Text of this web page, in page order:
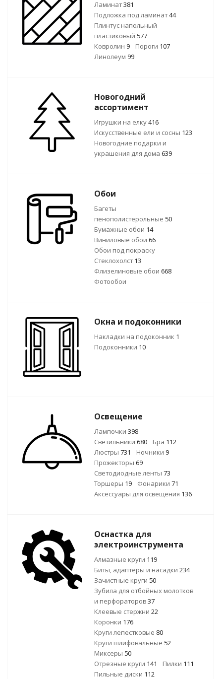
Ламинат381
Подложка под ламинат44
Плинтус напольный
пластиковый 577
Ковролин 9 Пороги 107
Линолеум 99
Новогодний
ассортимент
Игрушки на елку416
Искусственные ели и сосны 123
Новогодние подарки и
украшения для дома 639
Обои
Багеты
пенополистерольные 50
Бумажные обои 14
Виниловые обои 66
Обои под покраску
Стеклохолст13
Флизелиновые обои 668
Фотообои
Окна и подоконники
Накладки на подоконник 1
Подоконники 10
Освещение
Лампочки 398
Светильники 680 Бра 112
Люстры 731 Ночники 9
Прожекторы 69
Светодиодные ленты 73
Торшеры 19 Фонарики 71
Аксессуары для освещения 136
Оснастка для
электроинструмента
Алмазные круги 119
Биты, адаптеры и насадки 234
Зачистные круги 50
Зубила для отбойных молотков
и перфораторов37
Клеевые стержни 22
Коронки 176
Круги лепестковые 80
Круги шлифовальные 52
Миксеры 50
Отрезные круги 141 Пилки 111
Пильные диски 112